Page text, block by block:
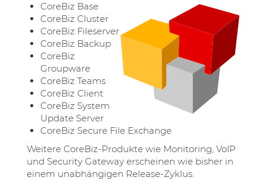
CoreBiz Base
CoreBiz Cluster
CoreBiz Fileserver
CoreBiz Backup
CoreBiz
Groupware
CoreBiz Teams
CoreBiz Client
CoreBiz System
Update Server
CoreBiz Secure File Exchange
Weitere CoreBiz-Produkte wie Monitoring, VoIP
und Security Gateway erscheinen wie bisher in
einem unabhängigen Release-Zyklus.